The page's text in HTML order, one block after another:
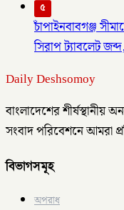
৫
চাঁপাইনবাবগঞ্জ
সিরাপ ট্যাবলেট
Daily Deshsomoy
বাংলাদেশের শীর্ষস্থানীয়
সংবাদ পরিবেশনে আমরা
বিভাগসমূহ
অপরাধ